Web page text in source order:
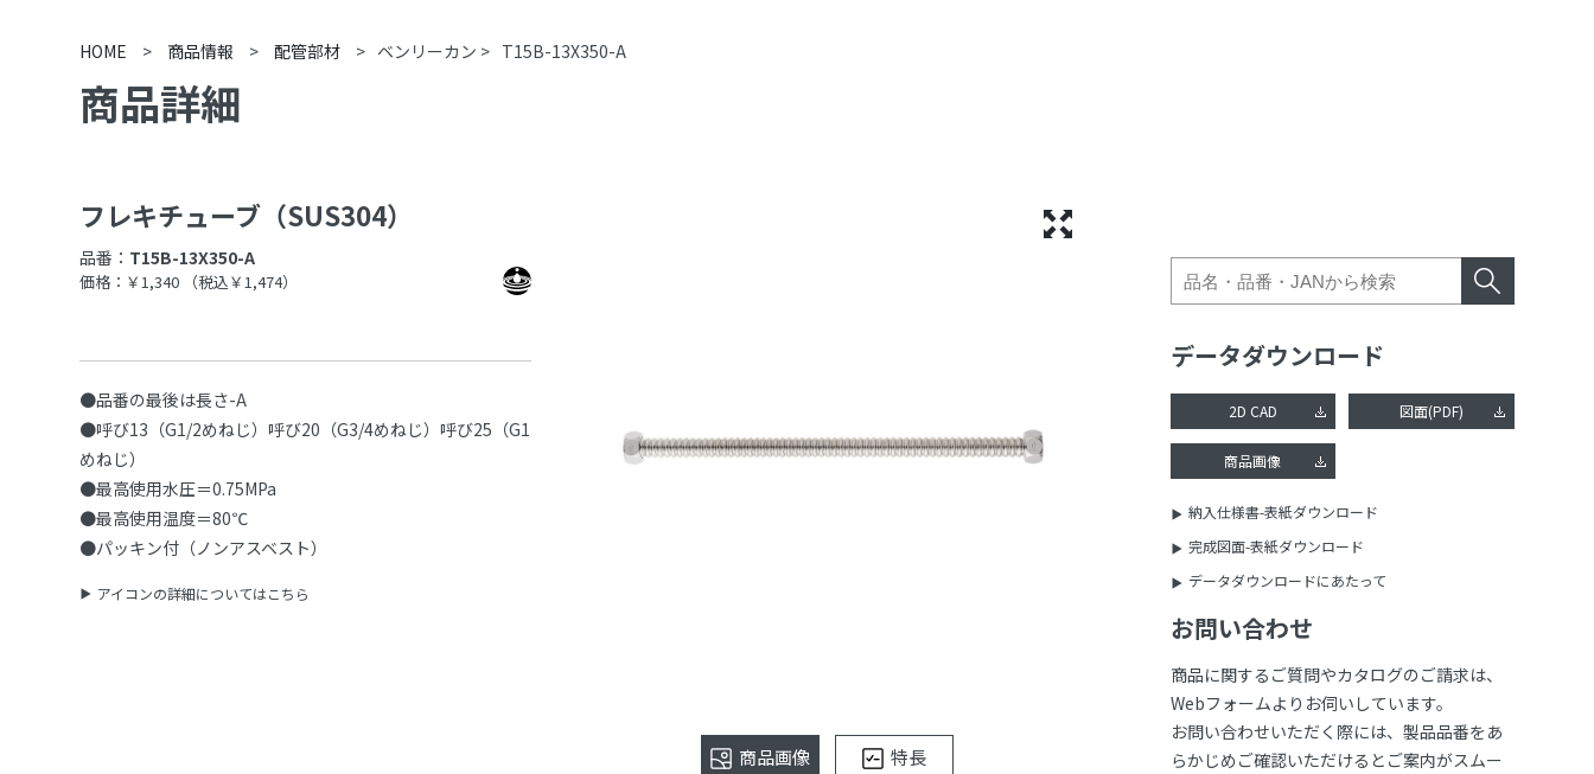
HOME > 商品情報 > 配管部材 > ベンリーカン > T15B-13X350-A
商品詳細
フレキチューブ（SUS304）
品番： T15B-13X350-A
価格：￥1,340 （税込￥1,474）
●品番の最後は長さ-A
●呼び13（G1/2めねじ）呼び20（G3/4めねじ）呼び25（G1
めねじ）
●最高使用水圧＝0.75MPa
●最高使用温度＝80℃
●パッキン付（ノンアスベスト）
アイコンの詳細についてはこちら
商品画像 特長
データダウンロード
2D CAD 図面(PDF)
商品画像
納入仕様書-表紙ダウンロード
完成図面-表紙ダウンロード
データダウンロードにあたって
お問い合わせ
商品に関するご質問やカタログのご請求は、
Webフォームよりお伺いしています。
お問い合わせいただく際には、製品品番をあ
らかじめご確認いただけるとご案内がスムー